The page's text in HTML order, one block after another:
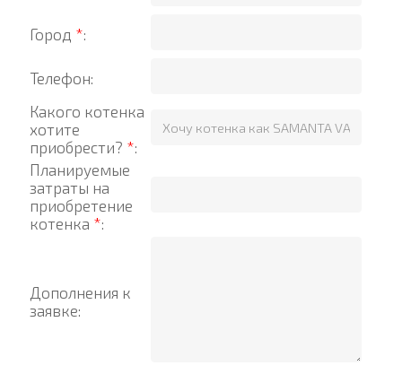
Город *:
Телефон:
Какого котенка
хотите
приобрести? *:
Планируемые
затраты на
приобретение
котенка *:
Дополнения к
заявке: